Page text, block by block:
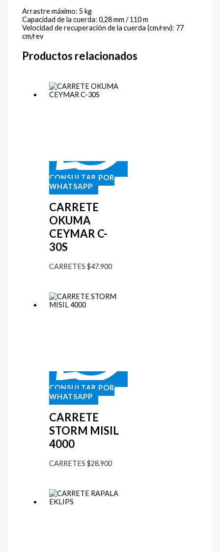
Arrastre máximo: 5 kg
Capacidad de la cuerda: 0,28 mm / 110 m
Velocidad de recuperación de la cuerda (cm/rev): 77
cm/rev
Productos relacionados
CONSULTAR POR
WHATSAPP
CARRETE
OKUMA
CEYMAR C-
30S
CARRETES $47.900
CONSULTAR POR
WHATSAPP
CARRETE
STORM MISIL
4000
CARRETES $28.900